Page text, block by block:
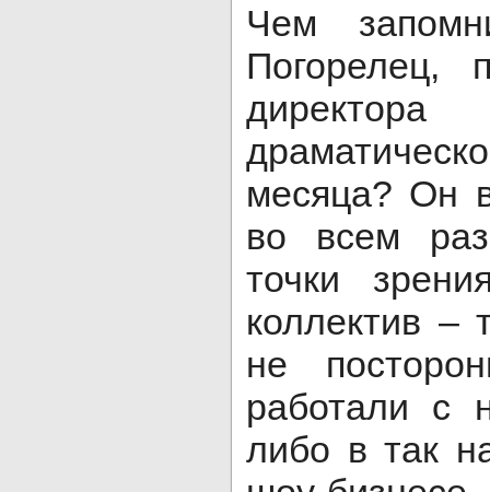
Чем
Погорелец,
месяца? Он
во всем
точки
коллектив –
не
работали с
либо в так